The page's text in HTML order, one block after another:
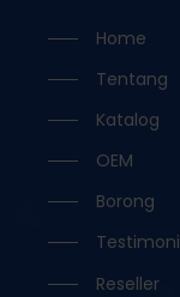
Home
Tentang
Katalog
OEM
Borong
Testimoni
Reseller